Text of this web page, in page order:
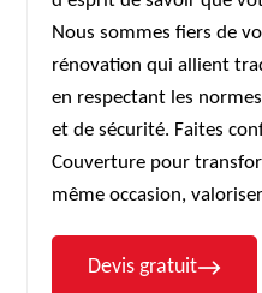
Nous sommes fiers de
rénovation qui allient
en respectant les
et de sécurité. Faites
Couverture pour
même occasion,
Devis gratuit